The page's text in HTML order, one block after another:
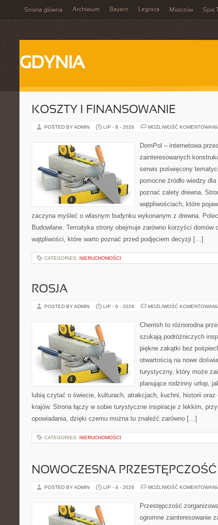
Strona główna Archiwum Bayern Legnica Mistrzów Spis
GDYNIA
KOSZTY I FINANSOWANIE
POSTED BY ADMIN LIP - 8 - 2026 MOŻLIWOŚĆ
DomPol – internetowa
zainteresowanych
serwis poświęcony
pomocne źródło wiedzy
poznać zalety drewna.
wątpliwościach, które
zaczyna myśleć o własnym budynku wykonanym z drewna.
Budowlane. Tematyka strony obejmuje zarówno korzyści domów
wątpliwości, które warto poznać przed podjęciem decyzji […]
CATEGORIES: NIERUCHOMOŚCI
ROSJA
POSTED BY ADMIN LIP - 6 - 2026 MOŻLIWOŚĆ
Cherrish to różnorodna
szukają podróżniczych
piękne zakątki bez
otwartością na nowe
turystyczny, który może
planujące rodzinny urlop,
lubią czytać o świecie, kulturach, atrakcjach, kuchni, historii
krajów. Strona łączy w sobie turystyczne inspiracje z lekkim,
opowiadania, dzięki czemu można tu znaleźć zarówno […]
CATEGORIES: NIERUCHOMOŚCI
NOWOCZESNA PRZESTĘPCZOŚĆ
POSTED BY ADMIN LIP - 4 - 2026 MOŻLIWOŚĆ
Przestępczość
ogromne zainteresowanie